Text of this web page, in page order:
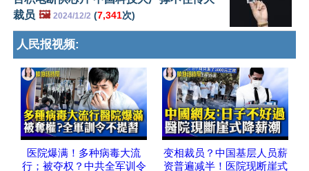
裁员 🖼️ 2024/12/2 (7,341次)
人民报视频:
医院爆满！多种病毒大流
行；被夺权？中共全军训令
变相裁员？中国基层人员薪
资普遍减半！医院现断崖式